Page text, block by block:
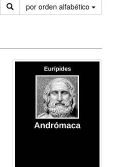
por orden alfabético